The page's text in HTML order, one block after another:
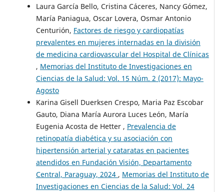
Laura García Bello, Cristina Cáceres, Nancy Gómez,
María Paniagua, Oscar Lovera, Osmar Antonio
Centurión, Factores de riesgo y cardiopatías
prevalentes en mujeres internadas en la división
de medicina cardiovascular del Hospital de Clínicas
, Memorias del Instituto de Investigaciones en
Ciencias de la Salud: Vol. 15 Núm. 2 (2017): Mayo-
Agosto
Karina Gisell Duerksen Crespo, Maria Paz Escobar
Gauto, Diana María Aurora Luces León, María
Eugenia Acosta de Hetter , Prevalencia de
retinopatía diabética y su asociación con
hipertensión arterial y cataratas en pacientes
atendidos en Fundación Visión, Departamento
Central, Paraguay, 2024 , Memorias del Instituto de
Investigaciones en Ciencias de la Salud: Vol. 24